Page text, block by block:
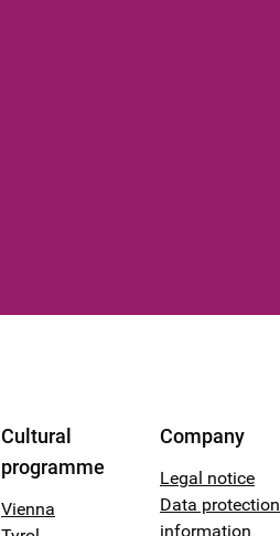
Cultural
programme
Vienna
Company
Legal notice
Data protection
information